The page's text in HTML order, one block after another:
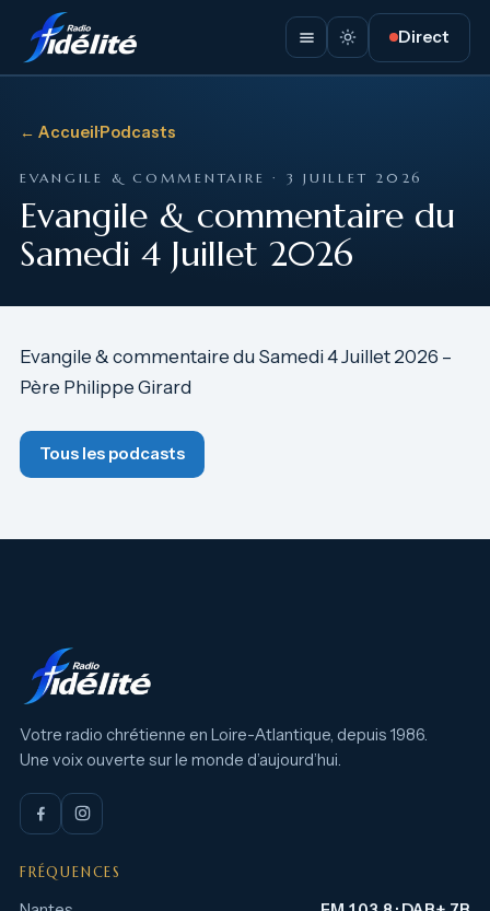
Direct
← Accueil·Podcasts
EVANGILE & COMMENTAIRE · 3 JUILLET 2026
Evangile & commentaire du
Samedi 4 Juillet 2026
Evangile & commentaire du Samedi 4 Juillet 2026 –
Père Philippe Girard
Tous les podcasts
Votre radio chrétienne en Loire-Atlantique, depuis 1986.
Une voix ouverte sur le monde d’aujourd’hui.
FRÉQUENCES